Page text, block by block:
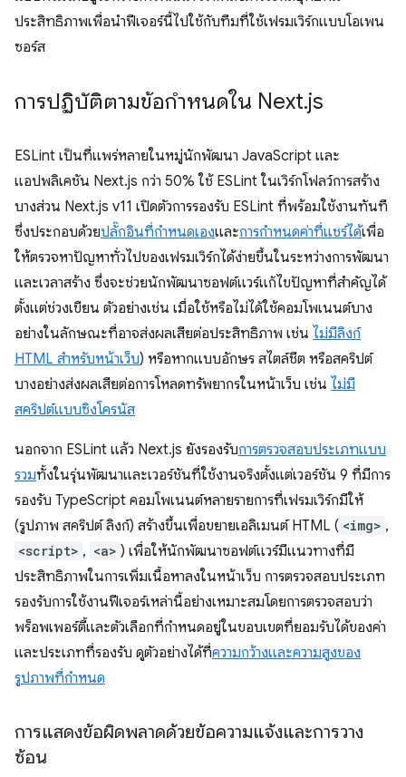
ประสิทธิภาพเพื่อนำฟีเจอร์นี้ไปใช้กับทีมที่ใช้เฟรมเวิร์กแบบโอเพน
ซอร์ส
การปฏิบัติตามข้อกำหนดใน Next.js
ESLint เป็นที่แพร่หลายในหมู่นักพัฒนา JavaScript และ
แอปพลิเคชัน Next.js กว่า 50% ใช้ ESLint ในเวิร์กโฟลว์การสร้าง
บางส่วน Next.js v11 เปิดตัวการรองรับ ESLint ที่พร้อมใช้งานทันที
ซึ่งประกอบด้วยปลั๊กอินที่กำหนดเองและการกำหนดค่าที่แชร์ได้เพื่อ
ให้ตรวจหาปัญหาทั่วไปของเฟรมเวิร์กได้ง่ายขึ้นในระหว่างการพัฒนา
และเวลาสร้าง ซึ่งจะช่วยนักพัฒนาซอฟต์แวร์แก้ไขปัญหาที่สำคัญได้
ตั้งแต่ช่วงเขียน ตัวอย่างเช่น เมื่อใช้หรือไม่ได้ใช้คอมโพเนนต์บาง
อย่างในลักษณะที่อาจส่งผลเสียต่อประสิทธิภาพ เช่น ไม่มีลิงก์
HTML สําหรับหน้าเว็บ) หรือหากแบบอักษร สไตล์ชีต หรือสคริปต์
บางอย่างส่งผลเสียต่อการโหลดทรัพยากรในหน้าเว็บ เช่น ไม่มี
สคริปต์แบบซิงโครนัส
นอกจาก ESLint แล้ว Next.js ยังรองรับการตรวจสอบประเภทแบบ
รวมทั้งในรุ่นพัฒนาและเวอร์ชันที่ใช้งานจริงตั้งแต่เวอร์ชัน 9 ที่มีการ
รองรับ TypeScript คอมโพเนนต์หลายรายการที่เฟรมเวิร์กมีให้
(รูปภาพ สคริปต์ ลิงก์) สร้างขึ้นเพื่อขยายเอลิเมนต์ HTML ( <img> ,
<script> , <a> ) เพื่อให้นักพัฒนาซอฟต์แวร์มีแนวทางที่มี
ประสิทธิภาพในการเพิ่มเนื้อหาลงในหน้าเว็บ การตรวจสอบประเภท
รองรับการใช้งานฟีเจอร์เหล่านี้อย่างเหมาะสมโดยการตรวจสอบว่า
พร็อพเพอร์ตี้และตัวเลือกที่กำหนดอยู่ในขอบเขตที่ยอมรับได้ของค่า
และประเภทที่รองรับ ดูตัวอย่างได้ที่ความกว้างและความสูงของ
รูปภาพที่กำหนด
การแสดงข้อผิดพลาดด้วยข้อความแจ้งและการวาง
ซ้อน